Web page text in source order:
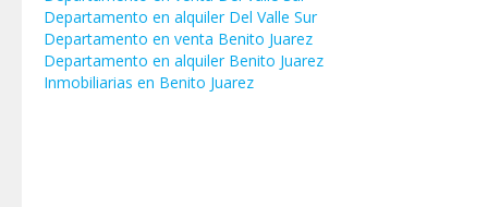
Departamento en alquiler Del Valle Sur
Departamento en venta Benito Juarez
Departamento en alquiler Benito Juarez
Inmobiliarias en Benito Juarez